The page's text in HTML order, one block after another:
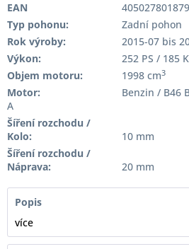
EAN
Typ pohonu:
Zadní pohon
Rok výroby:
2015-07 bis
Výkon:
252 PS / 185
Objem motoru:
1998 cm3
Motor:
Benzin / B46
A
Šíření rozchodu /
Kolo:
10 mm
Šíření rozchodu /
Náprava:
20 mm
Popis
více